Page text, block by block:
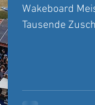
Wakeboard
Tausende